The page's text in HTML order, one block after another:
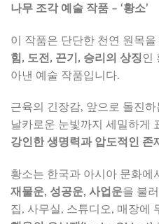
나무 조각 예술 작품 – ‘황소’
이 작품은 단단한 천연 원목
힘, 도전, 끈기, 승리의 상징 인
아낸 예술 작품입니다.
근육의 긴장감, 앞으로 돌진하
날카로운 눈빛까지 세밀하게
강인한 생명력과 압도적인 존
황소는 한국과 아시아 문화에
재물운, 성공운, 사업운을 불
집, 사무실, 스튜디오, 매장에